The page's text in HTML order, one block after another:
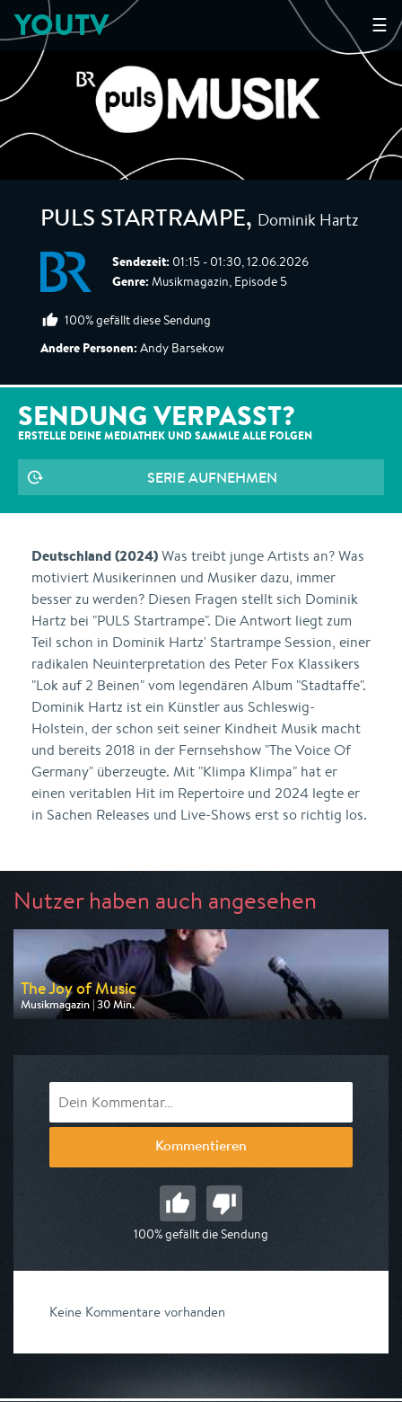
☰
YOUTV
PULS STARTRAMPE, Dominik Hartz
Sendezeit: 01:15 - 01:30, 12.06.2026
Genre: Musikmagazin, Episode 5
100% gefällt diese Sendung
Andere Personen: Andy Barsekow
SENDUNG VERPASST?
ERSTELLE DEINE MEDIATHEK UND SAMMLE ALLE FOLGEN
SERIE AUFNEHMEN
Deutschland (2024)Was treibt junge Artists an? Was
motiviert Musikerinnen und Musiker dazu, immer
besser zu werden? Diesen Fragen stellt sich Dominik
Hartz bei "PULS Startrampe". Die Antwort liegt zum
Teil schon in Dominik Hartz' Startrampe Session, einer
radikalen Neuinterpretation des Peter Fox Klassikers
"Lok auf 2 Beinen" vom legendären Album "Stadtaffe".
Dominik Hartz ist ein Künstler aus Schleswig-
Holstein, der schon seit seiner Kindheit Musik macht
und bereits 2018 in der Fernsehshow "The Voice Of
Germany" überzeugte. Mit "Klimpa Klimpa" hat er
einen veritablen Hit im Repertoire und 2024 legte er
in Sachen Releases und Live-Shows erst so richtig los.
Nutzer haben auch angesehen
The Joy of Music
Musikmagazin | 30 Min.
Ausgestrahlt von Anixe Plus
Kommentieren
100% gefällt die Sendung
Keine Kommentare vorhanden